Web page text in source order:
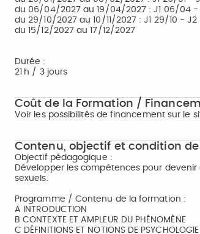
du 06/04/2027 au 19/04/2027 : J1 06/04 -
du 29/10/2027 au 10/11/2027 : J1 29/10 - J2
du 15/12/2027 au 17/12/2027
Durée :
21 h / 3 jours
Coût de la Formation /
Voir les possibilités de financement sur le
Contenu, objectif et condition
Objectif pédagogique :
Développer les compétences pour
sexuels.
Programme / Contenu de la formation :
A INTRODUCTION
B CONTEXTE ET AMPLEUR DU PHÉNOMÈNE
C DÉFINITIONS ET NOTIONS DE